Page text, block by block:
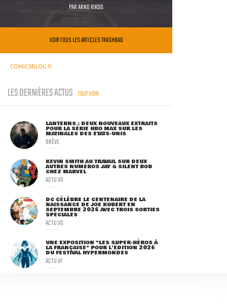
PARARNO KIKOO
VOIR TOUS LES ARTICLES TRASHBAG
COMICSBLOG.fr
LES DERNIÈRES ACTUS TOUT VOIR
LANTERNS : DEUX NOUVEAUX EXTRAITS
POUR LA SÉRIE HBO MAX SUR LES
MATINALES DES ETATS-UNIS
BRÈVE
KEVIN SMITH AU TRAVAIL SUR DEUX
AUTRES NUMÉROS JAY & SILENT BOB
CHEZ MARVEL
ACTU VO
DC CÉLÈBRE LE CENTENAIRE DE LA
NAISSANCE DE JOE KUBERT EN
SEPTEMBRE 2026 AVEC TROIS SORTIES
SPÉCIALES
ACTU VO
UNE EXPOSITION "LES SUPER-HÉROS À
LA FRANÇAISE" POUR L'ÉDITION 2026
DU FESTIVAL HYPERMONDES
ACTU VF